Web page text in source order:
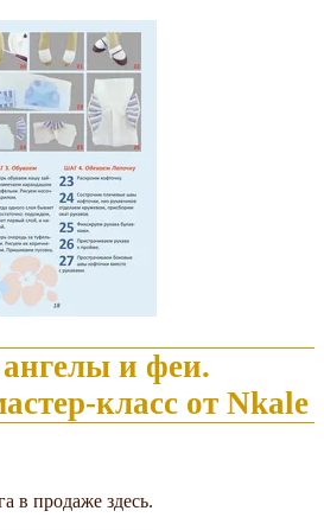
и феи.
класс от Nkale
в продаже здесь.